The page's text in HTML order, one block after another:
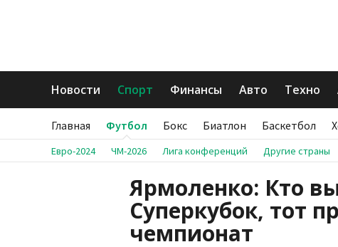
Новости Спорт Финансы Авто Техно
Главная Футбол Бокс Биатлон Баскетбол
Евро-2024 ЧМ-2026 Лига конференций Другие страны
Ярмоленко: Кто
Суперкубок, тот
чемпионат